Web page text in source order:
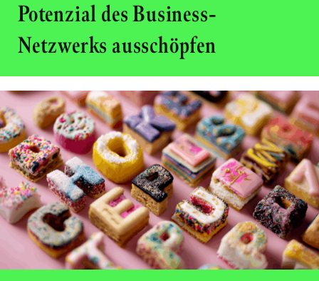
Potenzial des Business-
Netzwerks ausschöpfen